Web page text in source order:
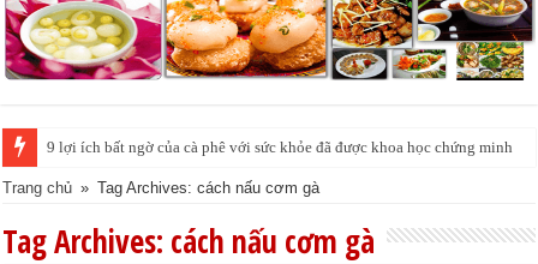
9 lợi ích bất ngờ của cà phê với sức khỏe đã được khoa học chứng minh
Trang chủ » Tag Archives: cách nấu cơm gà
Tag Archives: cách nấu cơm gà